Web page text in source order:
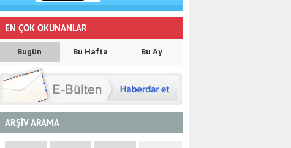
EN ÇOK OKUNANLAR
Bugün Bu Hafta Bu Ay
ARŞİV ARAMA